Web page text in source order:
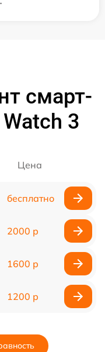
смарт-
3
Цена
бесплатно
2000 р
1600 р
1200 р